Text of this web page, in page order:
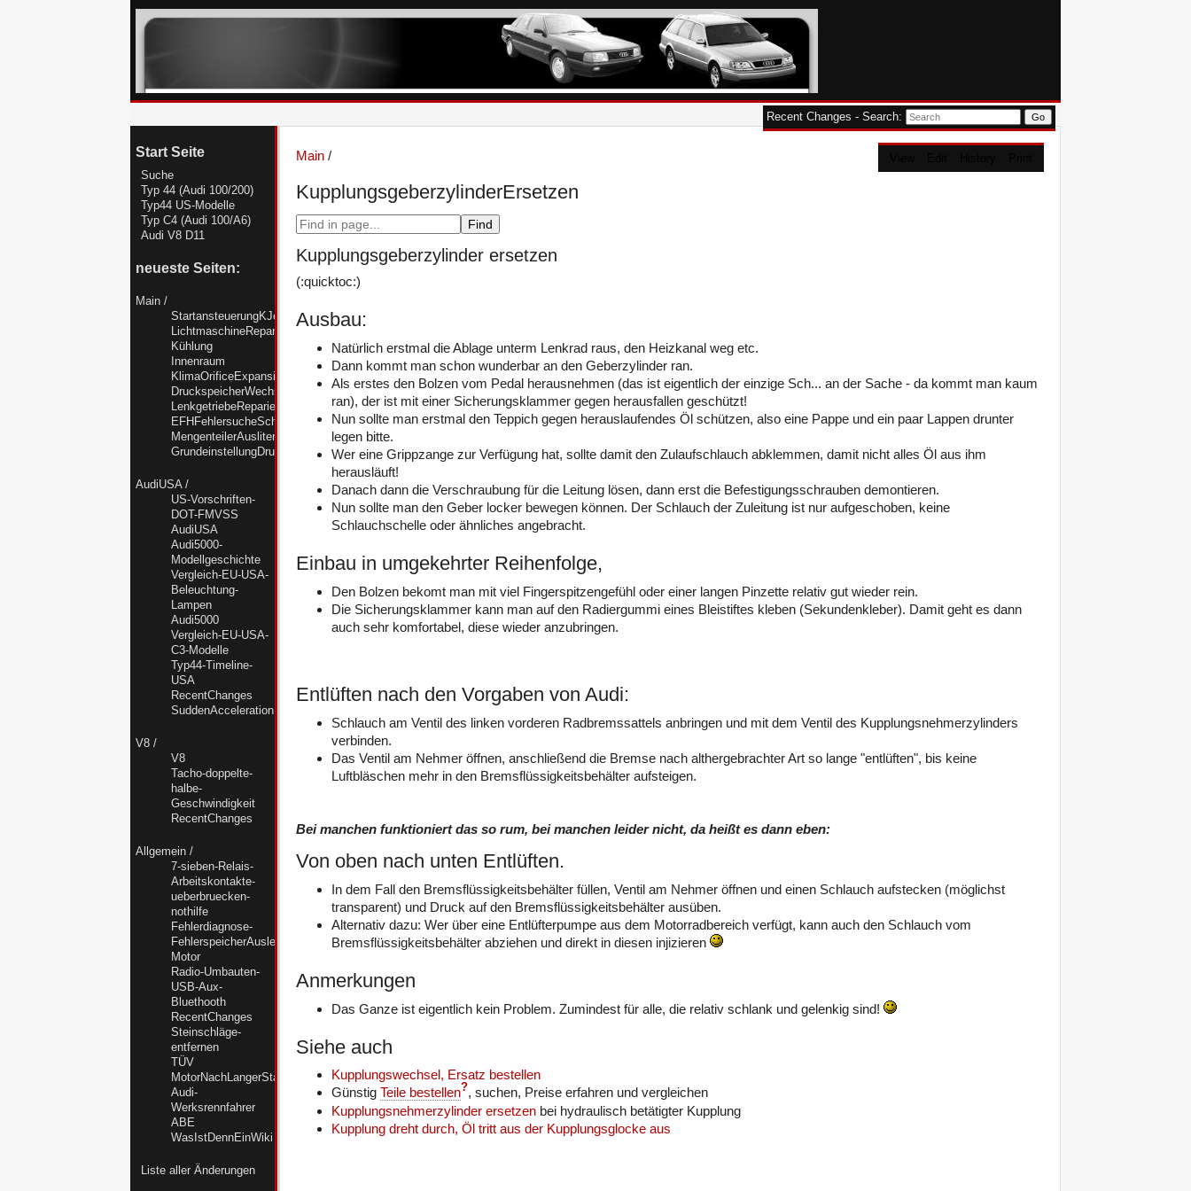
Recent Changes - Search:
Start Seite
Suche
Typ 44 (Audi 100/200)
Typ44 US-Modelle
Typ C4 (Audi 100/A6)
Audi V8 D11
neueste Seiten:
Main /
StartansteuerungKJetronicTyp44
LichtmaschineReparieren
Kühlung
Innenraum
KlimaOrificeExpansionsventilR12R134a
DruckspeicherWechseln
LenkgetriebeReparierenUndAbdichten
EFHFehlersucheSchalterMotorSteuergeraet
MengenteilerAusliternNF
GrundeinstellungDruckstellerNF
AudiUSA/
US-Vorschriften-
DOT-FMVSS
AudiUSA
Audi5000-
Modellgeschichte
Vergleich-EU-USA-
Beleuchtung-
Lampen
Audi5000
Vergleich-EU-USA-
C3-Modelle
Typ44-Timeline-
USA
RecentChanges
SuddenAccelerationKrise
V8 /
V8
Tacho-doppelte-
halbe-
Geschwindigkeit
RecentChanges
Allgemein /
7-sieben-Relais-
Arbeitskontakte-
ueberbruecken-
nothilfe
Fehlerdiagnose-
FehlerspeicherAuslesenMC-
Motor
Radio-Umbauten-
USB-Aux-
Bluethooth
RecentChanges
Steinschläge-
entfernen
TÜV
MotorNachLangerStandzeitWiederbeleben
Audi-
Werksrennfahrer
ABE
WasIstDennEinWiki
Liste aller Änderungen
Main /
KupplungsgeberzylinderErsetzen
Kupplungsgeberzylinder ersetzen
(:quicktoc:)
Ausbau:
Natürlich erstmal die Ablage unterm Lenkrad raus, den Heizkanal weg etc.
Dann kommt man schon wunderbar an den Geberzylinder ran.
Als erstes den Bolzen vom Pedal herausnehmen (das ist eigentlich der einzige Sch... an der Sache - da kommt man kaum
ran), der ist mit einer Sicherungsklammer gegen herausfallen geschützt!
Nun sollte man erstmal den Teppich gegen herauslaufendes Öl schützen, also eine Pappe und ein paar Lappen drunter
legen bitte.
Wer eine Grippzange zur Verfügung hat, sollte damit den Zulaufschlauch abklemmen, damit nicht alles Öl aus ihm
herausläuft!
Danach dann die Verschraubung für die Leitung lösen, dann erst die Befestigungsschrauben demontieren.
Nun sollte man den Geber locker bewegen können. Der Schlauch der Zuleitung ist nur aufgeschoben, keine
Schlauchschelle oder ähnliches angebracht.
Einbau in umgekehrter Reihenfolge,
Den Bolzen bekomt man mit viel Fingerspitzengefühl oder einer langen Pinzette relativ gut wieder rein.
Die Sicherungsklammer kann man auf den Radiergummi eines Bleistiftes kleben (Sekundenkleber). Damit geht es dann
auch sehr komfortabel, diese wieder anzubringen.
Entlüften nach den Vorgaben von Audi:
Schlauch am Ventil des linken vorderen Radbremssattels anbringen und mit dem Ventil des Kupplungsnehmerzylinders
verbinden.
Das Ventil am Nehmer öffnen, anschließend die Bremse nach althergebrachter Art so lange "entlüften", bis keine
Luftbläschen mehr in den Bremsflüssigkeitsbehälter aufsteigen.
Bei manchen funktioniert das so rum, bei manchen leider nicht, da heißt es dann eben:
Von oben nach unten Entlüften.
In dem Fall den Bremsflüssigkeitsbehälter füllen, Ventil am Nehmer öffnen und einen Schlauch aufstecken (möglichst
transparent) und Druck auf den Bremsflüssigkeitsbehälter ausüben.
Alternativ dazu: Wer über eine Entlüfterpumpe aus dem Motorradbereich verfügt, kann auch den Schlauch vom
Bremsflüssigkeitsbehälter abziehen und direkt in diesen injizieren
Anmerkungen
Das Ganze ist eigentlich kein Problem. Zumindest für alle, die relativ schlank und gelenkig sind!
Siehe auch
Kupplungswechsel, Ersatz bestellen
Günstig Teile bestellen?, suchen, Preise erfahren und vergleichen
Kupplungsnehmerzylinder ersetzen bei hydraulisch betätigter Kupplung
Kupplung dreht durch, Öl tritt aus der Kupplungsglocke aus